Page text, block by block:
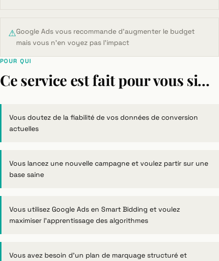
⚠Google Ads vous recommande d'augmenter le budget
mais vous n'en voyez pas l'impact
POUR QUI
Ce service est fait pour vous si…
Vous doutez de la fiabilité de vos données de conversion
actuelles
Vous lancez une nouvelle campagne et voulez partir sur une
base saine
Vous utilisez Google Ads en Smart Bidding et voulez
maximiser l'apprentissage des algorithmes
Vous avez besoin d'un plan de marquage structuré et